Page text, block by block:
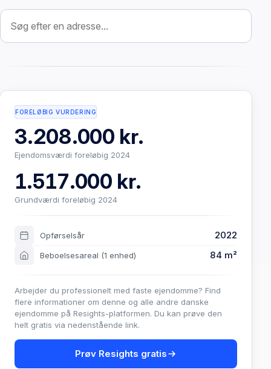
Søg efter ejendom
FORELØBIG VURDERING
3.208.000 kr.
Ejendomsværdi foreløbig 2024
1.517.000 kr.
Grundværdi foreløbig 2024
Opførselsår 2022
Beboelsesareal (1 enhed) 84 m²
Arbejder du professionelt med faste ejendomme? Find
flere informationer om denne og alle andre danske
ejendomme på Resights-platformen. Du kan prøve den
helt gratis via nedenstående link.
Prøv Resights gratis